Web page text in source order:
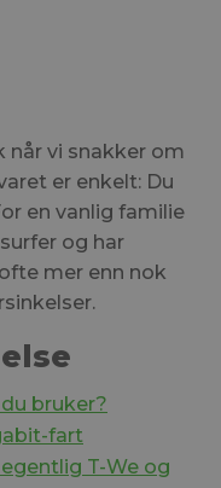
når vi snakker om
er enkelt: Du
en vanlig familie
og har
mer enn nok
bruker?
fart
T-We og